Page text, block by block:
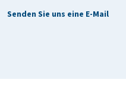
Senden Sie uns eine E-Mail